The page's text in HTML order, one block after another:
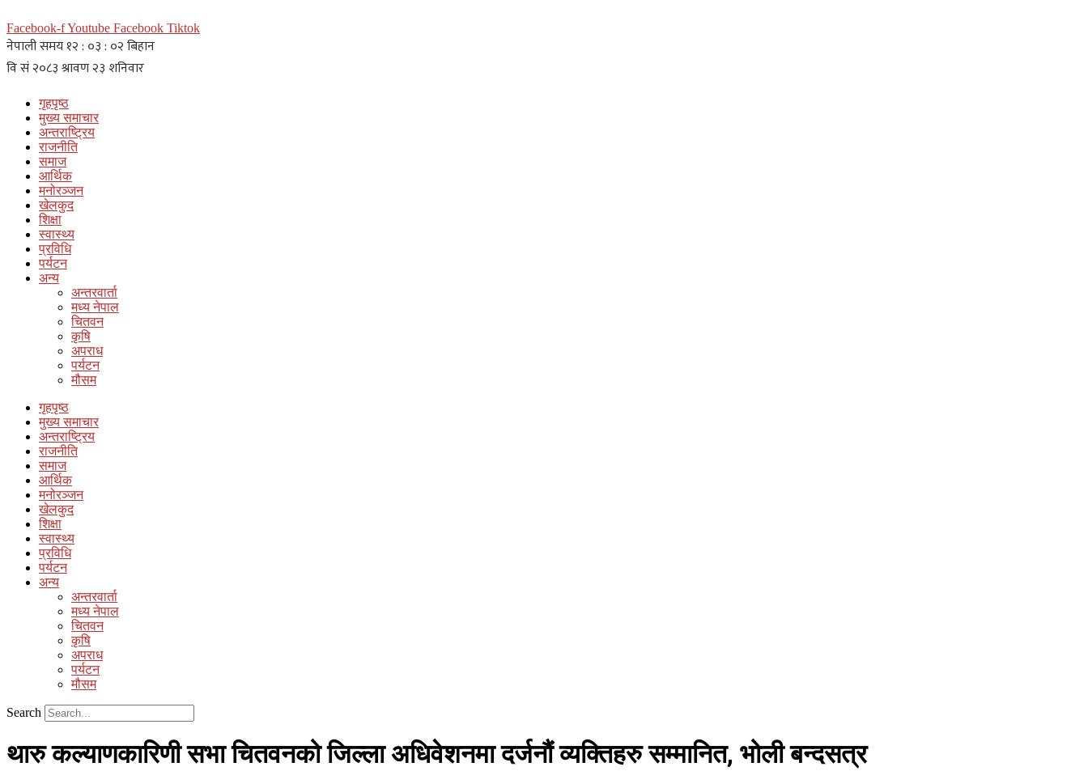
Facebook-fYoutube Facebook Tiktok
गृहपृष्ठ
मुख्य समाचार
अन्तराष्ट्रिय
राजनीति
समाज
आर्थिक
मनोरञ्जन
खेलकुद
शिक्षा
स्वास्थ्य
प्रविधि
पर्यटन
अन्य
अन्तरवार्ता
मध्य नेपाल
चितवन
कृषि
अपराध
पर्यटन
मौसम
गृहपृष्ठ
मुख्य समाचार
अन्तराष्ट्रिय
राजनीति
समाज
आर्थिक
मनोरञ्जन
खेलकुद
शिक्षा
स्वास्थ्य
प्रविधि
पर्यटन
अन्य
अन्तरवार्ता
मध्य नेपाल
चितवन
कृषि
अपराध
पर्यटन
मौसम
Search
थारु कल्याणकारिणी सभा चितवनको जिल्ला अधिवेशनमा दर्जनौं व्यक्तिहरु सम्मानित, भोली बन्दसत्र